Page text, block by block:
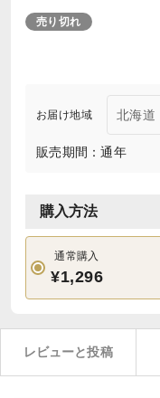
売り切れ
お届け地域
販売期間：通年
購入方法
通常購入
¥1,296
レビューと投稿